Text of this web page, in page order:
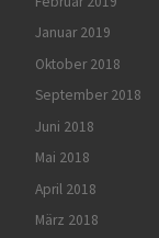
Januar 2019
Oktober 2018
September 2018
Juni 2018
Mai 2018
April 2018
März 2018